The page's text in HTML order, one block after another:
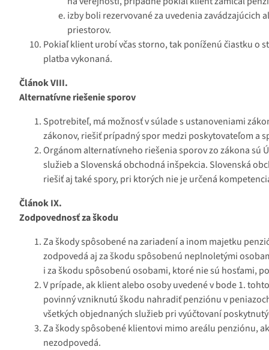
izby boli rezervované za uvedenia
priestorov.
Pokiaľ klient urobí včas storno, tak poníženú čiastku o
platba vykonaná.
Článok VIII.
Alternatívne riešenie sporov
Spotrebiteľ, má možnosť v súlade s ustanoveniami
zákonov, riešiť prípadný spor medzi poskytovateľom a
Orgánom alternatívneho riešenia sporov zo zákona sú
služieb a Slovenská obchodná inšpekcia. Slovenská
riešiť aj také spory, pri ktorých nie je určená
ČlánokIX.
Zodpovednosť za škodu
Za škody spôsobené na zariadení a inom majetku
zodpovedá aj za škodu spôsobenú neplnoletými
i za škodu spôsobenú osobami, ktoré nie sú hosťami,
V prípade, ak klient alebo osoby uvedené v bode 1.
povinný vzniknutú škodu nahradiť penziónu v
všetkých objednaných služieb pri vyúčtovaní
Za škody spôsobené klientovi mimo areálu penziónu,
nezodpovedá.